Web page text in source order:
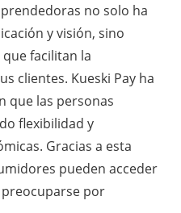
a
s
d
e
t
o
no solo ha
y visión, sino
facilitan la
clientes. Kueski Pay ha
que las personas
flexibilidad y
Gracias a esta
pueden acceder
por